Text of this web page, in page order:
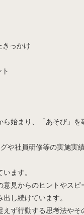
きっかけ
始まり、「あそび」
や社員研修等の実施実
ます。
見からのヒントやス
し続けています。
ず行動する思考法や